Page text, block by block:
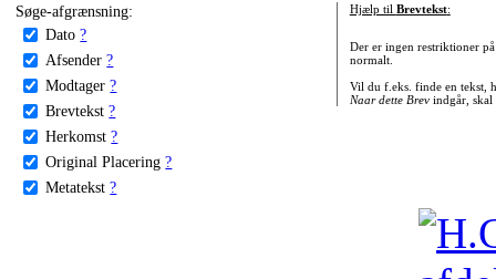
Søge-afgrænsning:
Dato ?
Afsender ?
Modtager ?
Brevtekst ?
Herkomst ?
Original Placering ?
Metatekst ?
Hjælp til Brevtekst:
Der er ingen restriktioner
normalt.
Vil du f.eks. finde en tekst,
Naar dette Brevindgår, skal